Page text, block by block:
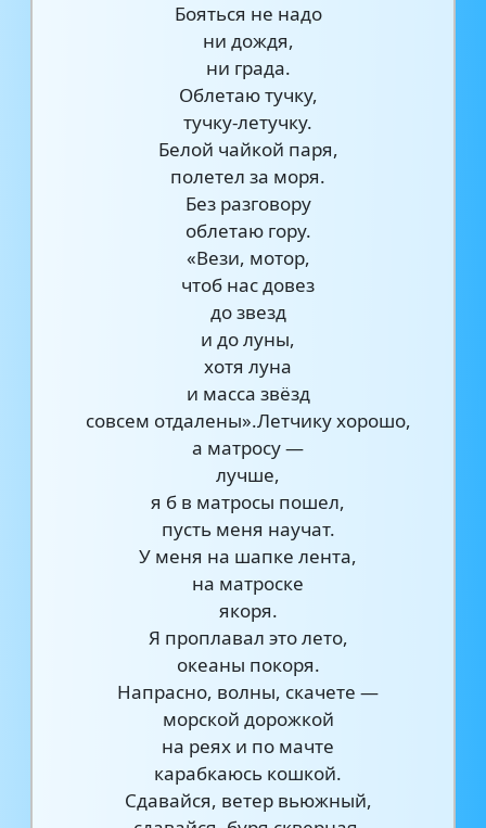
Бояться не надо
ни дождя,
ни града.
Облетаю тучку,
тучку-летучку.
Белой чайкой паря,
полетел за моря.
Без разговору
облетаю гору.
«Вези, мотор,
чтоб нас довез
до звезд
и до луны,
хотя луна
и масса звёзд
совсем отдалены».Летчику хорошо,
а матросу —
лучше,
я б в матросы пошел,
пусть меня научат.
У меня на шапке лента,
на матроске
якоря.
Я проплавал это лето,
океаны покоря.
Напрасно, волны, скачете —
морской дорожкой
на реях и по мачте
карабкаюсь кошкой.
Сдавайся, ветер вьюжный,